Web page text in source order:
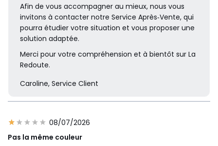
Afin de vous accompagner au mieux, nous vous
invitons à contacter notre Service Après‑Vente, qui
pourra étudier votre situation et vous proposer une
solution adaptée.
Merci pour votre compréhension et à bientôt sur La
Redoute.
Caroline, Service Client
08/07/2026
Pas la même couleur